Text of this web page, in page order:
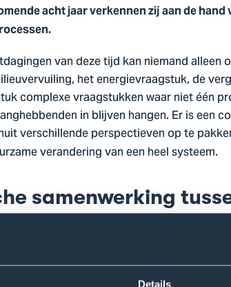
Details
acht jaar verkennen zij aan de
van deze tijd kan niemand alleen
het energievraagstuk, de
complexe vraagstukken waar niet één
in blijven hangen. Er is een
verschillende perspectieven op te
verandering van een heel systeem.
samenwerking
vormen Hogeschool Inholland, de
praktijkpartners het
onderzoeken met welke modellen,